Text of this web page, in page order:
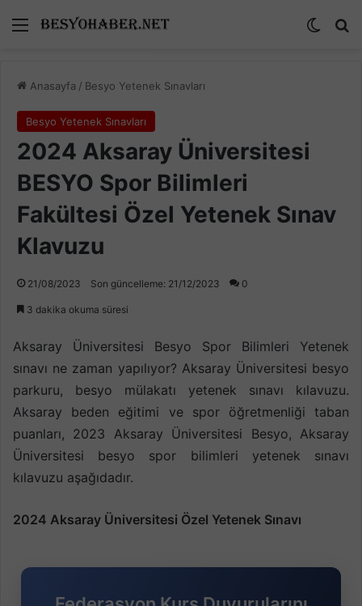
Menü Dış
Anasayfa / Besyo Yetenek Sınavları
Besyo Yetenek Sınavları
2024 Aksaray Üniversitesi
BESYO Spor Bilimleri
Fakültesi Özel Yetenek Sınav
Klavuzu
21/08/2023 Son güncelleme: 21/12/2023 0
3 dakika okuma süresi
Aksaray Üniversitesi Besyo Spor Bilimleri Yetenek
sınavı ne zaman yapılıyor? Aksaray Üniversitesi besyo
parkuru, besyo mülakatı yetenek sınavı kılavuzu.
Aksaray beden eğitimi ve spor öğretmenliği taban
puanları, 2023 Aksaray Üniversitesi Besyo, Aksaray
Üniversitesi besyo spor bilimleri yetenek sınavı
kılavuzu aşağıdadır.
2024 Aksaray Üniversitesi Özel Yetenek Sınavı